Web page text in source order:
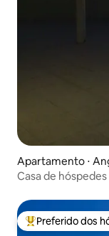
Apartamento ⋅
Casa de hóspedes
Entre os
Preferido dos